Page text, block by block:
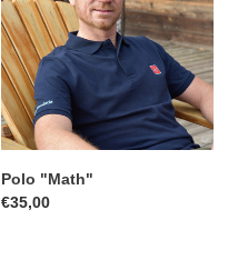
Polo "Math"
Prix
€35,00